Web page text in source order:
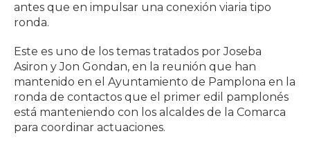
antes que en impulsar una conexión viaria tipo
ronda.
Este es uno de los temas tratados por Joseba
Asiron y Jon Gondan, en la reunión que han
mantenido en el Ayuntamiento de Pamplona en la
ronda de contactos que el primer edil pamplonés
está manteniendo con los alcaldes de la Comarca
para coordinar actuaciones.